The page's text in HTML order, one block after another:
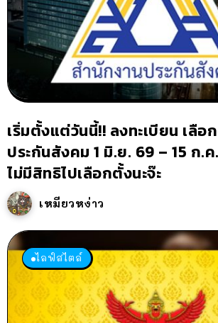
เริ่มตั้งแต่วันนี้!! ลงทะเบียน เลื
ประกันสังคม 1 มิ.ย. 69 – 15 ก.
ไม่มีสิทธิไปเลือกตั้งนะจ๊ะ
เหมียวหง่าว
ไลฟ์สไตล์